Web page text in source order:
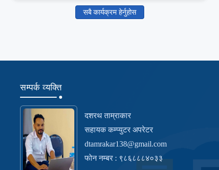
सबै कार्यक्रम हेर्नुहोस
सम्पर्क व्यक्ति
दशरथ ताम्राकार
सहायक कम्प्युटर अपरेटर
dtamrakar138@gmail.com
फोन नम्बर : ९८६८८८४०३३